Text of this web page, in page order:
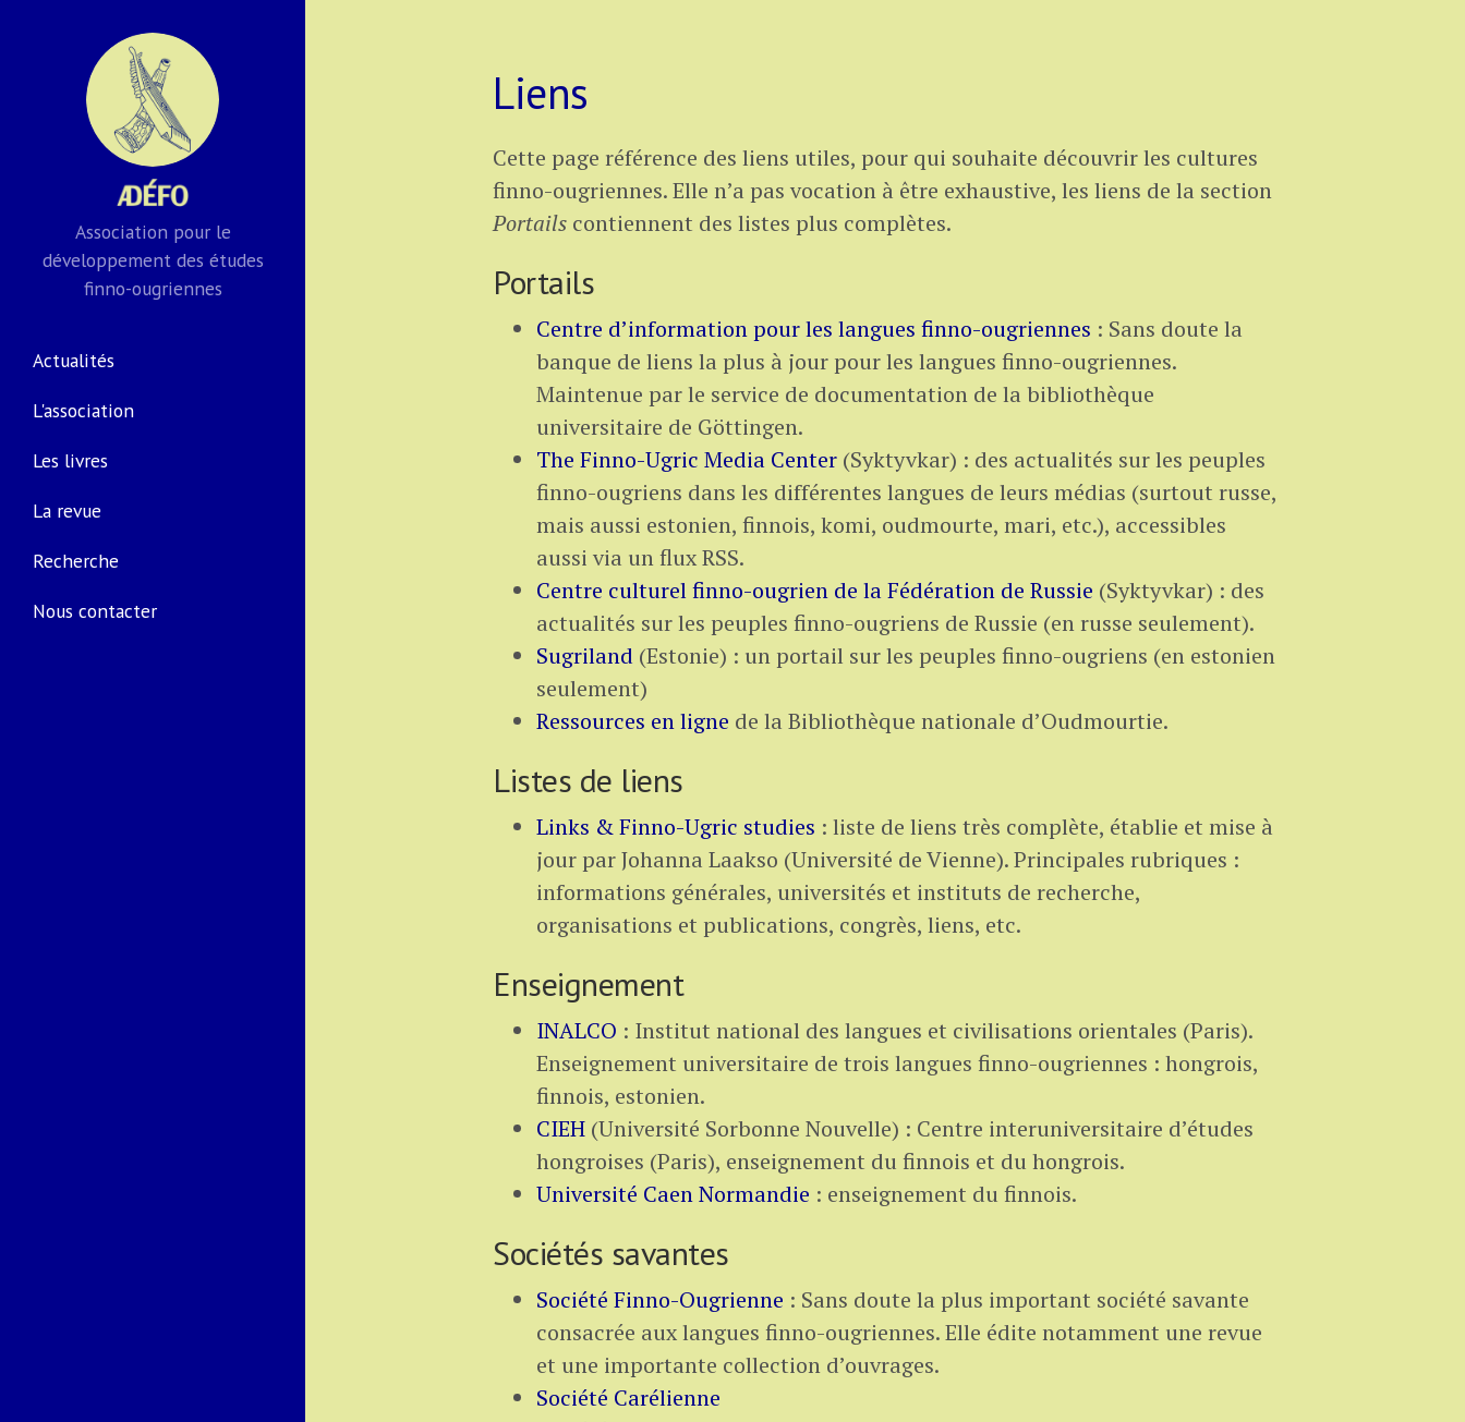
Association pour le
développement des études
finno-ougriennes
Actualités
L'association
Les livres
La revue
Recherche
Nous contacter
Liens
Cette page référence des liens utiles, pour qui souhaite découvrir les cultures
finno-ougriennes. Elle n’a pas vocation à être exhaustive, les liens de la section
Portails contiennent des listes plus complètes.
Portails
Centre d’information pour les langues finno-ougriennes : Sans doute la
banque de liens la plus à jour pour les langues finno-ougriennes.
Maintenue par le service de documentation de la bibliothèque
universitaire de Göttingen.
The Finno-Ugric Media Center (Syktyvkar) : des actualités sur les peuples
finno-ougriens dans les différentes langues de leurs médias (surtout russe,
mais aussi estonien, finnois, komi, oudmourte, mari, etc.), accessibles
aussi via un flux RSS.
Centre culturel finno-ougrien de la Fédération de Russie (Syktyvkar) : des
actualités sur les peuples finno-ougriens de Russie (en russe seulement).
Sugriland (Estonie) : un portail sur les peuples finno-ougriens (en estonien
seulement)
Ressources en ligne de la Bibliothèque nationale d’Oudmourtie.
Listes de liens
Links & Finno-Ugric studies : liste de liens très complète, établie et mise à
jour par Johanna Laakso (Université de Vienne). Principales rubriques :
informations générales, universités et instituts de recherche,
organisations et publications, congrès, liens, etc.
Enseignement
INALCO : Institut national des langues et civilisations orientales (Paris).
Enseignement universitaire de trois langues finno-ougriennes : hongrois,
finnois, estonien.
CIEH (Université Sorbonne Nouvelle) : Centre interuniversitaire d’études
hongroises (Paris), enseignement du finnois et du hongrois.
Université Caen Normandie : enseignement du finnois.
Sociétés savantes
Société Finno-Ougrienne : Sans doute la plus important société savante
consacrée aux langues finno-ougriennes. Elle édite notamment une revue
et une importante collection d’ouvrages.
Société Carélienne